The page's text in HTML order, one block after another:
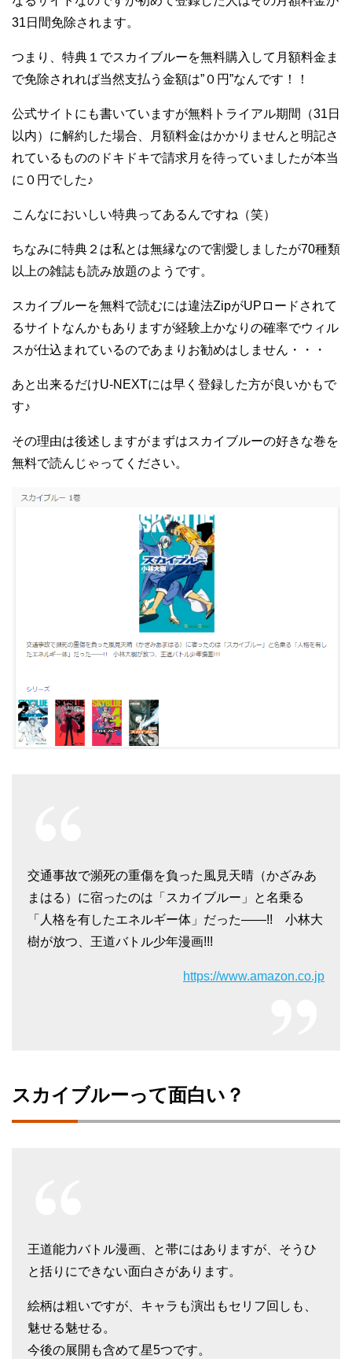
31日間免除されます。
つまり、特典１でスカイブルーを無料購入して月額料金ま
で免除されれば当然支払う金額は”０円”なんです！！
公式サイトにも書いていますが無料トライアル期間（31日
以内）に解約した場合、月額料金はかかりませんと明記さ
れているもののドキドキで請求月を待っていましたが本当
に０円でした♪
こんなにおいしい特典ってあるんですね（笑）
ちなみに特典２は私とは無縁なので割愛しましたが70種類
以上の雑誌も読み放題のようです。
スカイブルーを無料で読むには違法ZipがUPロードされて
るサイトなんかもありますが経験上かなりの確率でウィル
スが仕込まれているのであまりお勧めはしません・・・
あと出来るだけU-NEXTには早く登録した方が良いかもで
す♪
その理由は後述しますがまずはスカイブルーの好きな巻を
無料で読んじゃってください。
交通事故で瀕死の重傷を負った風見天晴（かざみあ
まはる）に宿ったのは「スカイブルー」と名乗る
「人格を有したエネルギー体」だった――!! 小林大
樹が放つ、王道バトル少年漫画!!!
https://www.amazon.co.jp
スカイブルーって面白い？
王道能力バトル漫画、と帯にはありますが、そうひ
と括りにできない面白さがあります。
絵柄は粗いですが、キャラも演出もセリフ回しも、
魅せる魅せる。
今後の展開も含めて星5つです。